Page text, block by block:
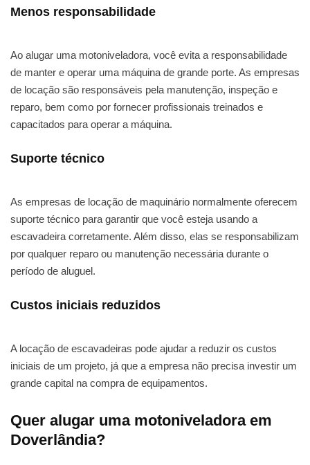
Menos responsabilidade
Ao alugar uma motoniveladora, você evita a responsabilidade
de manter e operar uma máquina de grande porte. As empresas
de locação são responsáveis pela manutenção, inspeção e
reparo, bem como por fornecer profissionais treinados e
capacitados para operar a máquina.
Suporte técnico
As empresas de locação de maquinário normalmente oferecem
suporte técnico para garantir que você esteja usando a
escavadeira corretamente. Além disso, elas se responsabilizam
por qualquer reparo ou manutenção necessária durante o
período de aluguel.
Custos iniciais reduzidos
A locação de escavadeiras pode ajudar a reduzir os custos
iniciais de um projeto, já que a empresa não precisa investir um
grande capital na compra de equipamentos.
Quer alugar uma motoniveladora em
Doverlândia?